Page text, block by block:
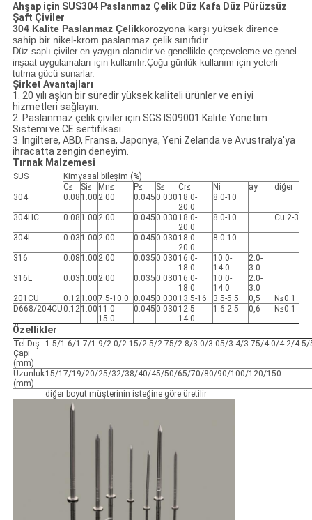
Ahşap için SUS304 Paslanmaz Çelik Düz Kafa Düz Pürüzsüz
Şaft Çiviler
304 Kalite Paslanmaz Çelikkorozyona karşı yüksek dirence
sahip bir nikel-krom paslanmaz çelik sınıfıdır.
Düz saplı çiviler en yaygın olanıdır ve genellikle çerçeveleme ve genel
inşaat uygulamaları için kullanılır.Çoğu günlük kullanım için yeterli
tutma gücü sunarlar.
Şirket Avantajları
1. 20 yılı aşkın bir süredir yüksek kaliteli ürünler ve en iyi
hizmetleri sağlayın.
2. Paslanmaz çelik çiviler için SGS IS09001 Kalite Yönetim
Sistemi ve CE sertifikası.
3. İngiltere, ABD, Fransa, Japonya, Yeni Zelanda ve Avustralya'ya
ihracatta zengin deneyim.
Tırnak Malzemesi
SUS
Kimyasal bileşim (%)
C≤
Si≤ Mn≤ P≤ S≤ Cr≤ Ni ay
diğer
304
0.08 1.00 2.00 0.045 0.030 18.0-
20.0
8.0-10
304HC 0.08 1.00 2.00 0.045 0.030 18.0-
20.0
8.0-10 Cu 2-3
304L 0.03 1.00 2.00 0.045 0.030 18.0-
20.0
8.0-10
316 0.08 1.00 2.00 0.035 0.030 16.0-
18.0
10.0-
14.0
2.0-
3.0
316L
0.03 1.00 2.00 0.035 0.030 16.0-
18.0
10.0-
14.0
2.0-
3.0
201CU
0.121.007.5-10.0 0.045 0.030 13.5-16 3.5-5.5 0,5
N≤0.1
D668/204CU 0.121.00 11.0-
15.0
0.045 0.030 12.5-
14.0
1.6-2.5 0,6 N≤0.1
Özellikler
Tel Dış
Çapı
(mm)
1.5/1.6/1.7/1.9/2.0/2.15/2.5/2.75/2.8/3.0/3.05/3.4/3.75/4.0/4.2/4.5/
Uzunluk
(mm)
15/17/19/20/25/32/38/40/45/50/65/70/80/90/100/120/150
diğer boyut müşterinin isteğine göre üretilir